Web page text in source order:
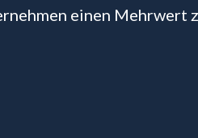
einen Mehrwert